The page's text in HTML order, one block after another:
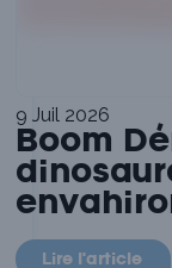
9 Juil 2026
Boom
Lire l'article